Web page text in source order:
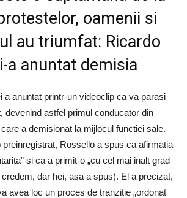
oamenii si
au triumfat: Ricardo
a anuntat demisia
a anuntat printr-un videoclip ca va parasi
devenind astfel primul conducator din
a demisionat la mijlocul functiei sale.
preinregistrat, Rossello a spus ca afirmatia
si ca a primit-o „cu cel mai inalt grad
dar hei, asa a spus). El a precizat,
avea loc un proces de tranzitie „ordonat